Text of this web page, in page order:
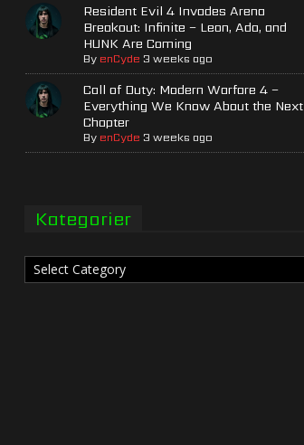
Resident Evil 4 Invades Arena
Breakout: Infinite – Leon, Ada, and
HUNK Are Coming
By enCyde 3 weeks ago
Call of Duty: Modern Warfare 4 –
Everything We Know About the Next
Chapter
By enCyde 3 weeks ago
Kategorier
Kategorier